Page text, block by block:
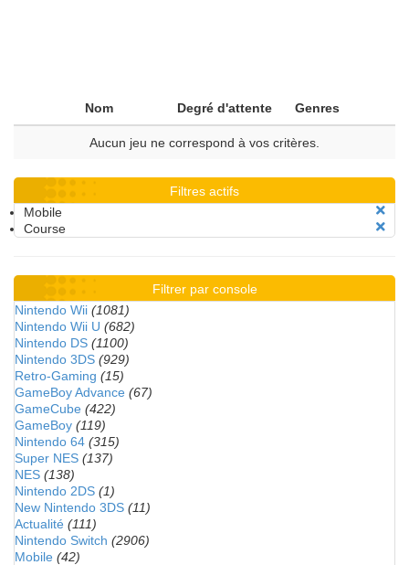
Nom Degré d'attente Genres
Aucun jeu ne correspond à vos critères.
Filtres actifs
Mobile
Course
Filtrer par console
Nintendo Wii (1081)
Nintendo Wii U (682)
Nintendo DS (1100)
Nintendo 3DS (929)
Retro-Gaming (15)
GameBoy Advance (67)
GameCube (422)
GameBoy (119)
Nintendo 64 (315)
Super NES (137)
NES (138)
Nintendo 2DS (1)
New Nintendo 3DS (11)
Actualité (111)
Nintendo Switch (2906)
Mobile (42)